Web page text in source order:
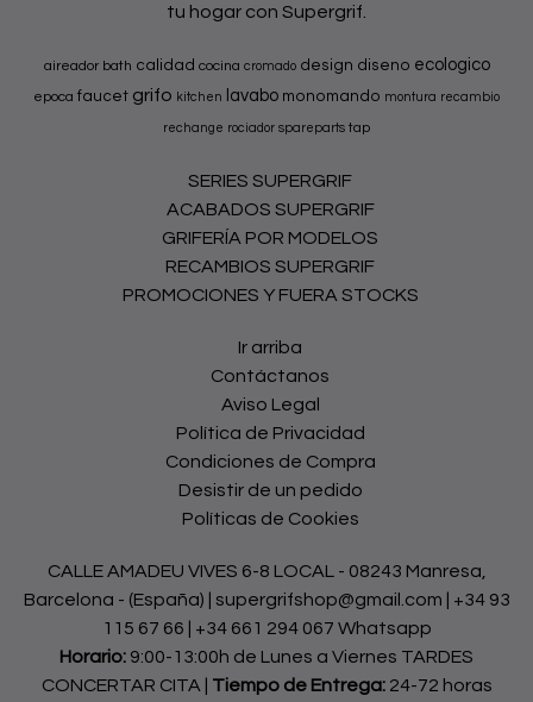
tu hogar con Supergrif.
aireador bath calidad cocina cromado design diseno ecologico
epoca faucet grifo kitchen lavabo monomando montura recambio
rechange rociador spareparts tap
SERIES SUPERGRIF
ACABADOS SUPERGRIF
GRIFERÍA POR MODELOS
RECAMBIOS SUPERGRIF
PROMOCIONES Y FUERA STOCKS
Ir arriba
Contáctanos
Aviso Legal
Política de Privacidad
Condiciones de Compra
Desistir de un pedido
Políticas de Cookies
CALLE AMADEU VIVES 6-8 LOCAL - 08243 Manresa,
Barcelona - (España) | supergrifshop@gmail.com | +34 93
115 67 66 | +34 661 294 067 Whatsapp
Horario: 9:00-13:00h de Lunes a Viernes TARDES
CONCERTAR CITA | Tiempo de Entrega: 24-72 horas